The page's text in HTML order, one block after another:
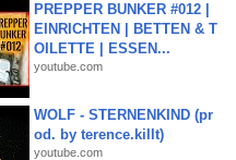
PREPPER BUNKER #012 |
EINRICHTEN | BETTEN & T
OILETTE | ESSEN...
youtube.com
WOLF - STERNENKIND (pr
od. by terence.killt)
youtube.com